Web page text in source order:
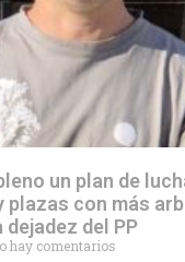
un plan de
plazas con más
del PP
hay comentarios